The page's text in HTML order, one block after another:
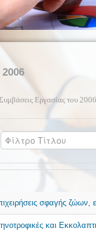
Εργασίας του 2006
σφαγής ζώων,
και